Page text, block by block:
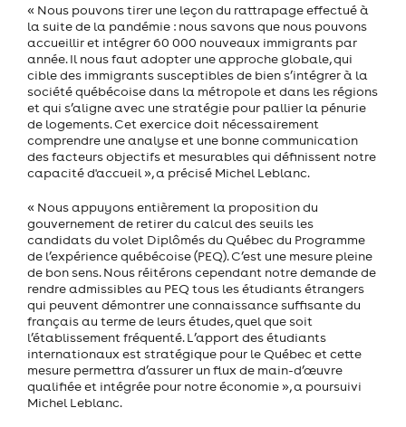
« Nous pouvons tirer une leçon du rattrapage effectué à
la suite de la pandémie : nous savons que nous pouvons
accueillir et intégrer 60 000 nouveaux immigrants par
année. Il nous faut adopter une approche globale, qui
cible des immigrants susceptibles de bien s’intégrer à la
société québécoise dans la métropole et dans les régions
et qui s’aligne avec une stratégie pour pallier la pénurie
de logements. Cet exercice doit nécessairement
comprendre une analyse et une bonne communication
des facteurs objectifs et mesurables qui définissent notre
capacité d'accueil », a précisé Michel Leblanc.
« Nous appuyons entièrement la proposition du
gouvernement de retirer du calcul des seuils les
candidats du volet Diplômés du Québec du Programme
de l’expérience québécoise (PEQ). C’est une mesure pleine
de bon sens. Nous réitérons cependant notre demande de
rendre admissibles au PEQ tous les étudiants étrangers
qui peuvent démontrer une connaissance suffisante du
français au terme de leurs études, quel que soit
l’établissement fréquenté. L’apport des étudiants
internationaux est stratégique pour le Québec et cette
mesure permettra d’assurer un flux de main-d’œuvre
qualifiée et intégrée pour notre économie », a poursuivi
Michel Leblanc.